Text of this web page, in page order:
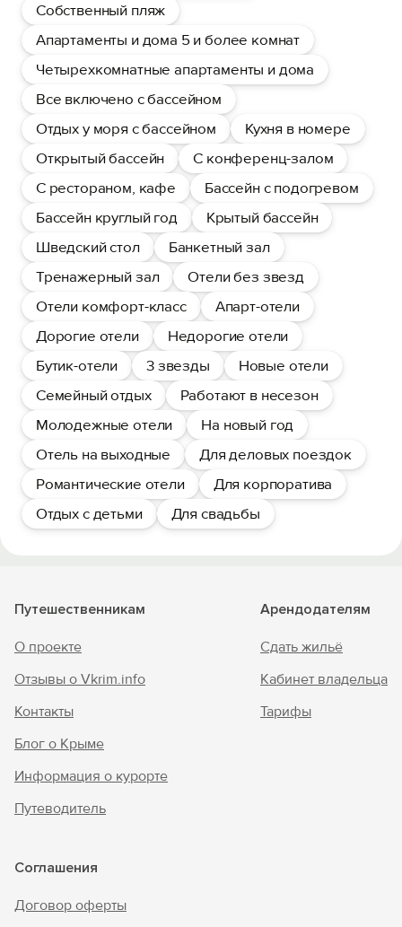
Собственный пляж
Апартаменты и дома 5 и более комнат
Четырехкомнатные апартаменты и дома
Все включено с бассейном
Отдых у моря с бассейном
Кухня в номере
Открытый бассейн
С конференц-залом
С рестораном, кафе
Бассейн с подогревом
Бассейн круглый год
Крытый бассейн
Шведский стол
Банкетный зал
Тренажерный зал
Отели без звезд
Отели комфорт-класс
Апарт-отели
Дорогие отели
Недорогие отели
Бутик-отели
3 звезды
Новые отели
Семейный отдых
Работают в несезон
Молодежные отели
На новый год
Отель на выходные
Для деловых поездок
Романтические отели
Для корпоратива
Отдых с детьми
Для свадьбы
Путешественникам
О проекте
Отзывы о Vkrim.info
Контакты
Блог о Крыме
Информация о курорте
Путеводитель
Арендодателям
Сдать жильё
Кабинет владельца
Тарифы
Соглашения
Договор оферты